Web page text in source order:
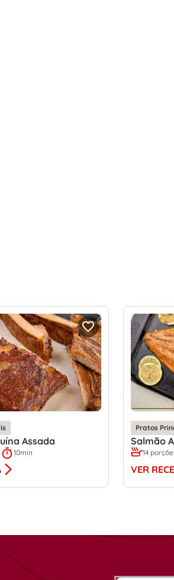
Assada
10min
Pratos
Salmão
14
VER